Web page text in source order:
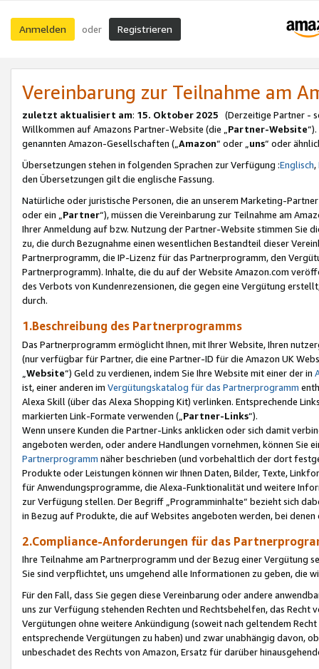
Anmelden oder Registrieren
Vereinbarung zur Teilnahme am
zuletzt aktualisiert am: 15. Oktober 2025 (Derzeitige Partner -
Willkommen auf Amazons Partner-Website (die „Partner-Website
genannten Amazon-Gesellschaften („Amazon“ oder „uns“ oder
Übersetzungen stehen in folgenden Sprachen zur Verfügung :Englisch,
den Übersetzungen gilt die englische Fassung.
Natürliche oder juristische Personen, die an unserem Marketing-
oder ein „Partner“), müssen die Vereinbarung zur Teilnahme am
Ihrer Anmeldung auf bzw. Nutzung der Partner-Website stimmen Sie
zu, die durch Bezugnahme einen wesentlichen Bestandteil dieser
Partnerprogramm, die IP-Lizenz für das Partnerprogramm, den
Partnerprogramm). Inhalte, die du auf der Website Amazon.com
des Verbots von Kundenrezensionen, die gegen eine Vergütung
durch.
1.Beschreibung des Partnerprogramms
Das Partnerprogramm ermöglicht Ihnen, mit Ihrer Website, Ihren
(nur verfügbar für Partner, die eine Partner-ID für die Amazon UK
Website“) Geld zu verdienen, indem Sie Ihre Website mit einer der in
ist, einer anderen im Vergütungskatalog für das Partnerprogramm
Alexa Skill (über das Alexa Shopping Kit) verlinken. Entsprechende
markierten Link-Formate verwenden („ Partner-Links“).
Wenn unsere Kunden die Partner-Links anklicken oder sich damit
angeboten werden, oder andere Handlungen vornehmen, können Sie
Partnerprogramm näher beschrieben (und vorbehaltlich der dort
Produkte oder Leistungen können wir Ihnen Daten, Bilder, Texte,
für Anwendungsprogramme, die Alexa-Funktionalität und weitere
zur Verfügung stellen. Der Begriff „Programminhalte“ bezieht sich
in Bezug auf Produkte, die auf Websites angeboten werden, bei
2.Compliance-Anforderungen für das
Ihre Teilnahme am Partnerprogramm und der Bezug einer Vergütung
Sie sind verpflichtet, uns umgehend alle Informationen zu geben, die
Für den Fall, dass Sie gegen diese Vereinbarung oder andere
uns zur Verfügung stehenden Rechten und Rechtsbehelfen, das
Vergütungen ohne weitere Ankündigung (soweit nach geltendem
entsprechende Vergütungen zu haben) und zwar unabhängig davon,
unbeschadet des Rechts von Amazon, Ersatz für darüber